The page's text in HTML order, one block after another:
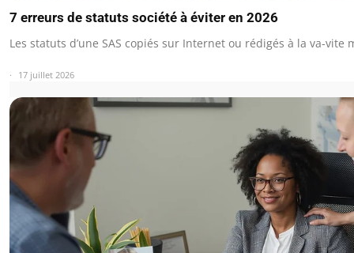
7 erreurs de statuts société à éviter en 2026
Les statuts d’une SAS copiés sur Internet ou rédigés à la va-vite
17 juillet 2026